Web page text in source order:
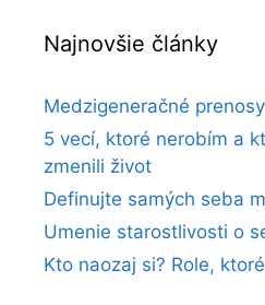
Najnovšie články
Medzigeneračné prenosy
5 vecí, ktoré nerobím a
zmenili život
Definujte samých seba
Umenie starostlivosti o
Kto naozaj si? Role,